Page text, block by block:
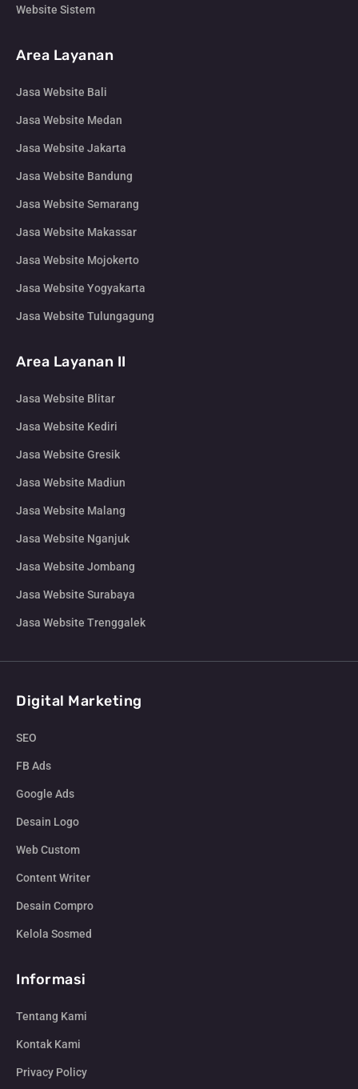
Website Sistem
Area Layanan
Jasa Website Bali
Jasa Website Medan
Jasa Website Jakarta
Jasa Website Bandung
Jasa Website Semarang
Jasa Website Makassar
Jasa Website Mojokerto
Jasa Website Yogyakarta
Jasa Website Tulungagung
Area Layanan II
Jasa Website Blitar
Jasa Website Kediri
Jasa Website Gresik
Jasa Website Madiun
Jasa Website Malang
Jasa Website Nganjuk
Jasa Website Jombang
Jasa Website Surabaya
Jasa Website Trenggalek
Digital Marketing
SEO
FB Ads
Google Ads
Desain Logo
Web Custom
Content Writer
Desain Compro
Kelola Sosmed
Informasi
Tentang Kami
Kontak Kami
Privacy Policy